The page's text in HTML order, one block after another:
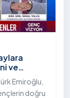
ve
Emiroğlu,
doğru